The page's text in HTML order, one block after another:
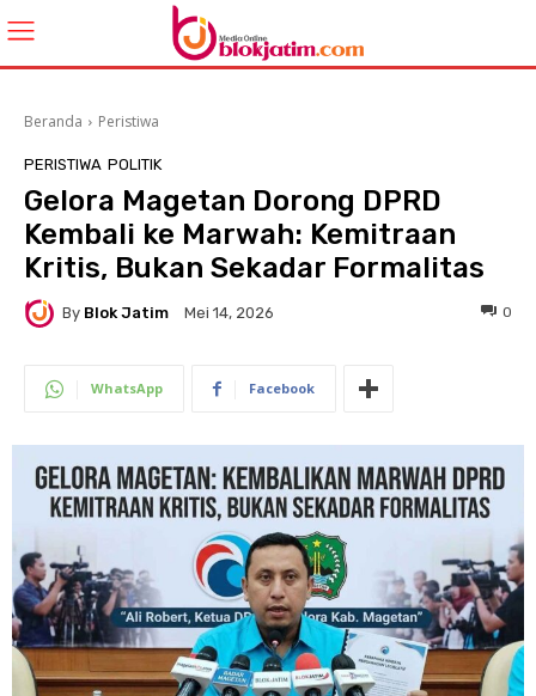
Beranda Peristiwa
PERISTIWA POLITIK
Gelora Magetan Dorong DPRD
Kembali ke Marwah: Kemitraan
Kritis, Bukan Sekadar Formalitas
By Blok Jatim Mei 14, 2026 0
WhatsApp Facebook